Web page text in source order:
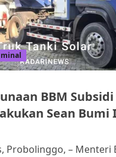
BBM
Sean Bumi
Probolinggo, – Menteri